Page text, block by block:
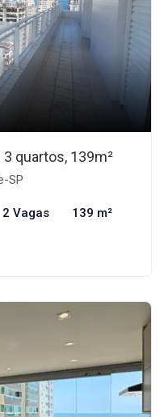
quartos, 139m²
SP
2 Vagas 139 m²